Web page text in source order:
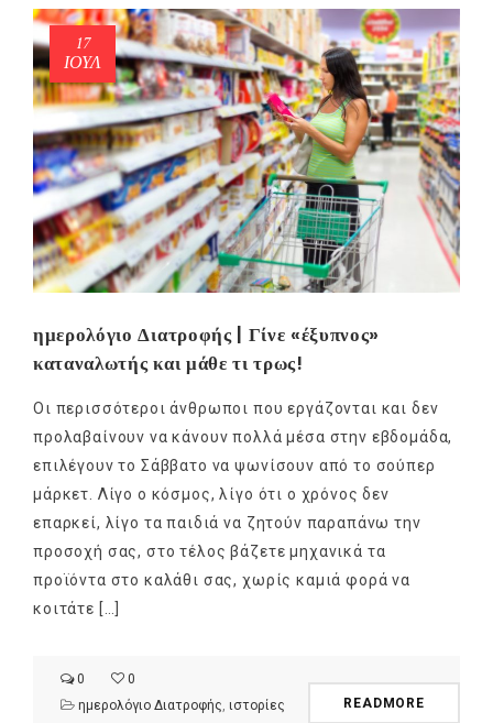
17
ΙΟΎΛ
ημερολόγιο Διατροφής | Γίνε «έξυπνος»
καταναλωτής και μάθε τι τρως!
Οι περισσότεροι άνθρωποι που εργάζονται και δεν
προλαβαίνουν να κάνουν πολλά μέσα στην εβδομάδα,
επιλέγουν το Σάββατο να ψωνίσουν από το σούπερ
μάρκετ. Λίγο ο κόσμος, λίγο ότι ο χρόνος δεν
επαρκεί, λίγο τα παιδιά να ζητούν παραπάνω την
προσοχή σας, στο τέλος βάζετε μηχανικά τα
προϊόντα στο καλάθι σας, χωρίς καμιά φορά να
κοιτάτε […]
0
0
ημερολόγιο Διατροφής, ιστορίες
READMORE